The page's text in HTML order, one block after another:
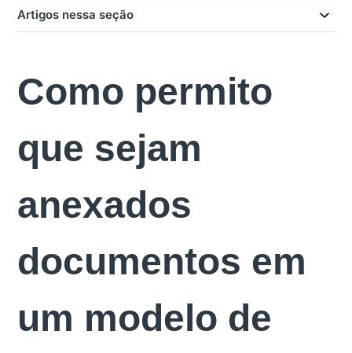
Artigos nessa seção
Como permito
que sejam
anexados
documentos em
um modelo de